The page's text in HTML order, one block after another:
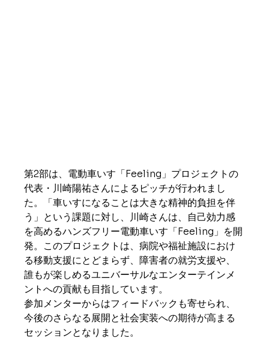
第2部は、電動車いす「Feeling」プロジェクトの
代表・川崎陽祐さんによるピッチが行われまし
た。「車いすになることは大きな精神的負担を伴
う」という課題に対し、川崎さんは、自己効力感
を高めるハンズフリー電動車いす「Feeling」を開
発。このプロジェクトは、病院や福祉施設におけ
る移動支援にとどまらず、障害者の就労支援や、
誰もが楽しめるユニバーサルなエンターテインメ
ントへの貢献も目指しています。
参加メンターからはフィードバックも寄せられ、
今後のさらなる展開と社会実装への期待が高まる
セッションとなりました。